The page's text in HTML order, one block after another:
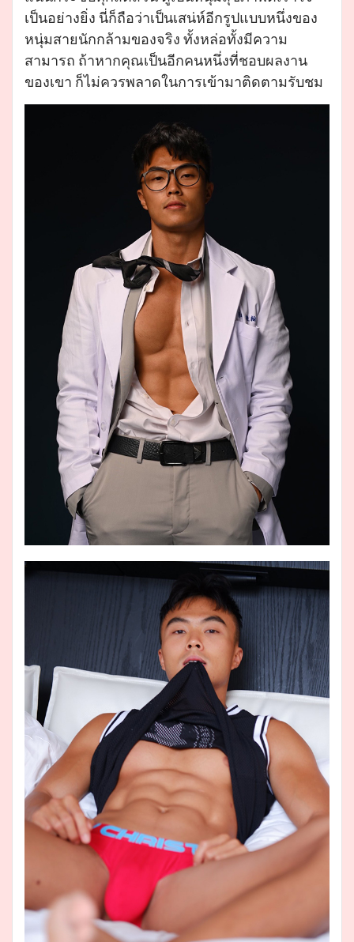
เป็นอย่างยิ่ง นี่ก็ถือว่าเป็นเสน่ห์อีกรูปแบบหนึ่งของ
หนุ่มสายนักกล้ามของจริง ทั้งหล่อทั้งมีความ
สามารถ ถ้าหากคุณเป็นอีกคนหนึ่งที่ชอบผลงาน
ของเขา ก็ไม่ควรพลาดในการเข้ามาติดตามรับชม